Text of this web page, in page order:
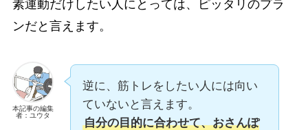
素運動だけしたい人にとっては、ピッタリのプラ
ンだと言えます。
本記事の編集
者：ユウタ
逆に、筋トレをしたい人には向い
ていないと言えます。
自分の目的に合わせて、おさんぽ